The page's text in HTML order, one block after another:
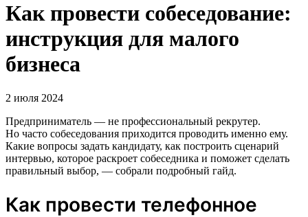
Как провести собеседование:
инструкция для малого
бизнеса
2 июля 2024
Предприниматель — не профессиональный рекрутер.
Но часто собеседования приходится проводить именно ему.
Какие вопросы задать кандидату, как построить сценарий
интервью, которое раскроет собеседника и поможет сделать
правильный выбор, — собрали подробный гайд.
Как провести телефонное